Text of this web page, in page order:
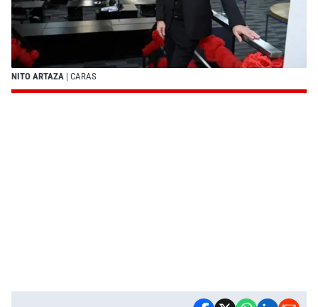
NITO ARTAZA | CARAS